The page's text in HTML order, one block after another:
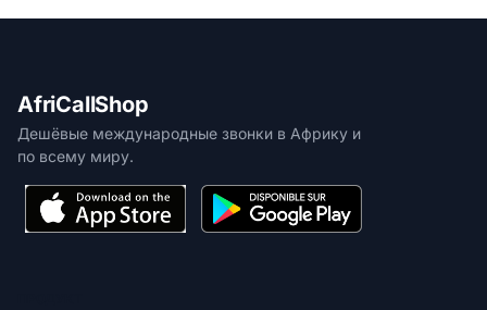
AfriCallShop
Дешёвые международные звонки в Африку и
по всему миру.